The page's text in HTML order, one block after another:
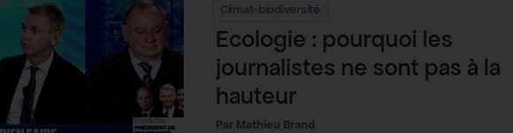
Climat-biodiversité
Ecologie : pourquoi les
journalistes ne sont pas à la
hauteur
Mathieu Brand